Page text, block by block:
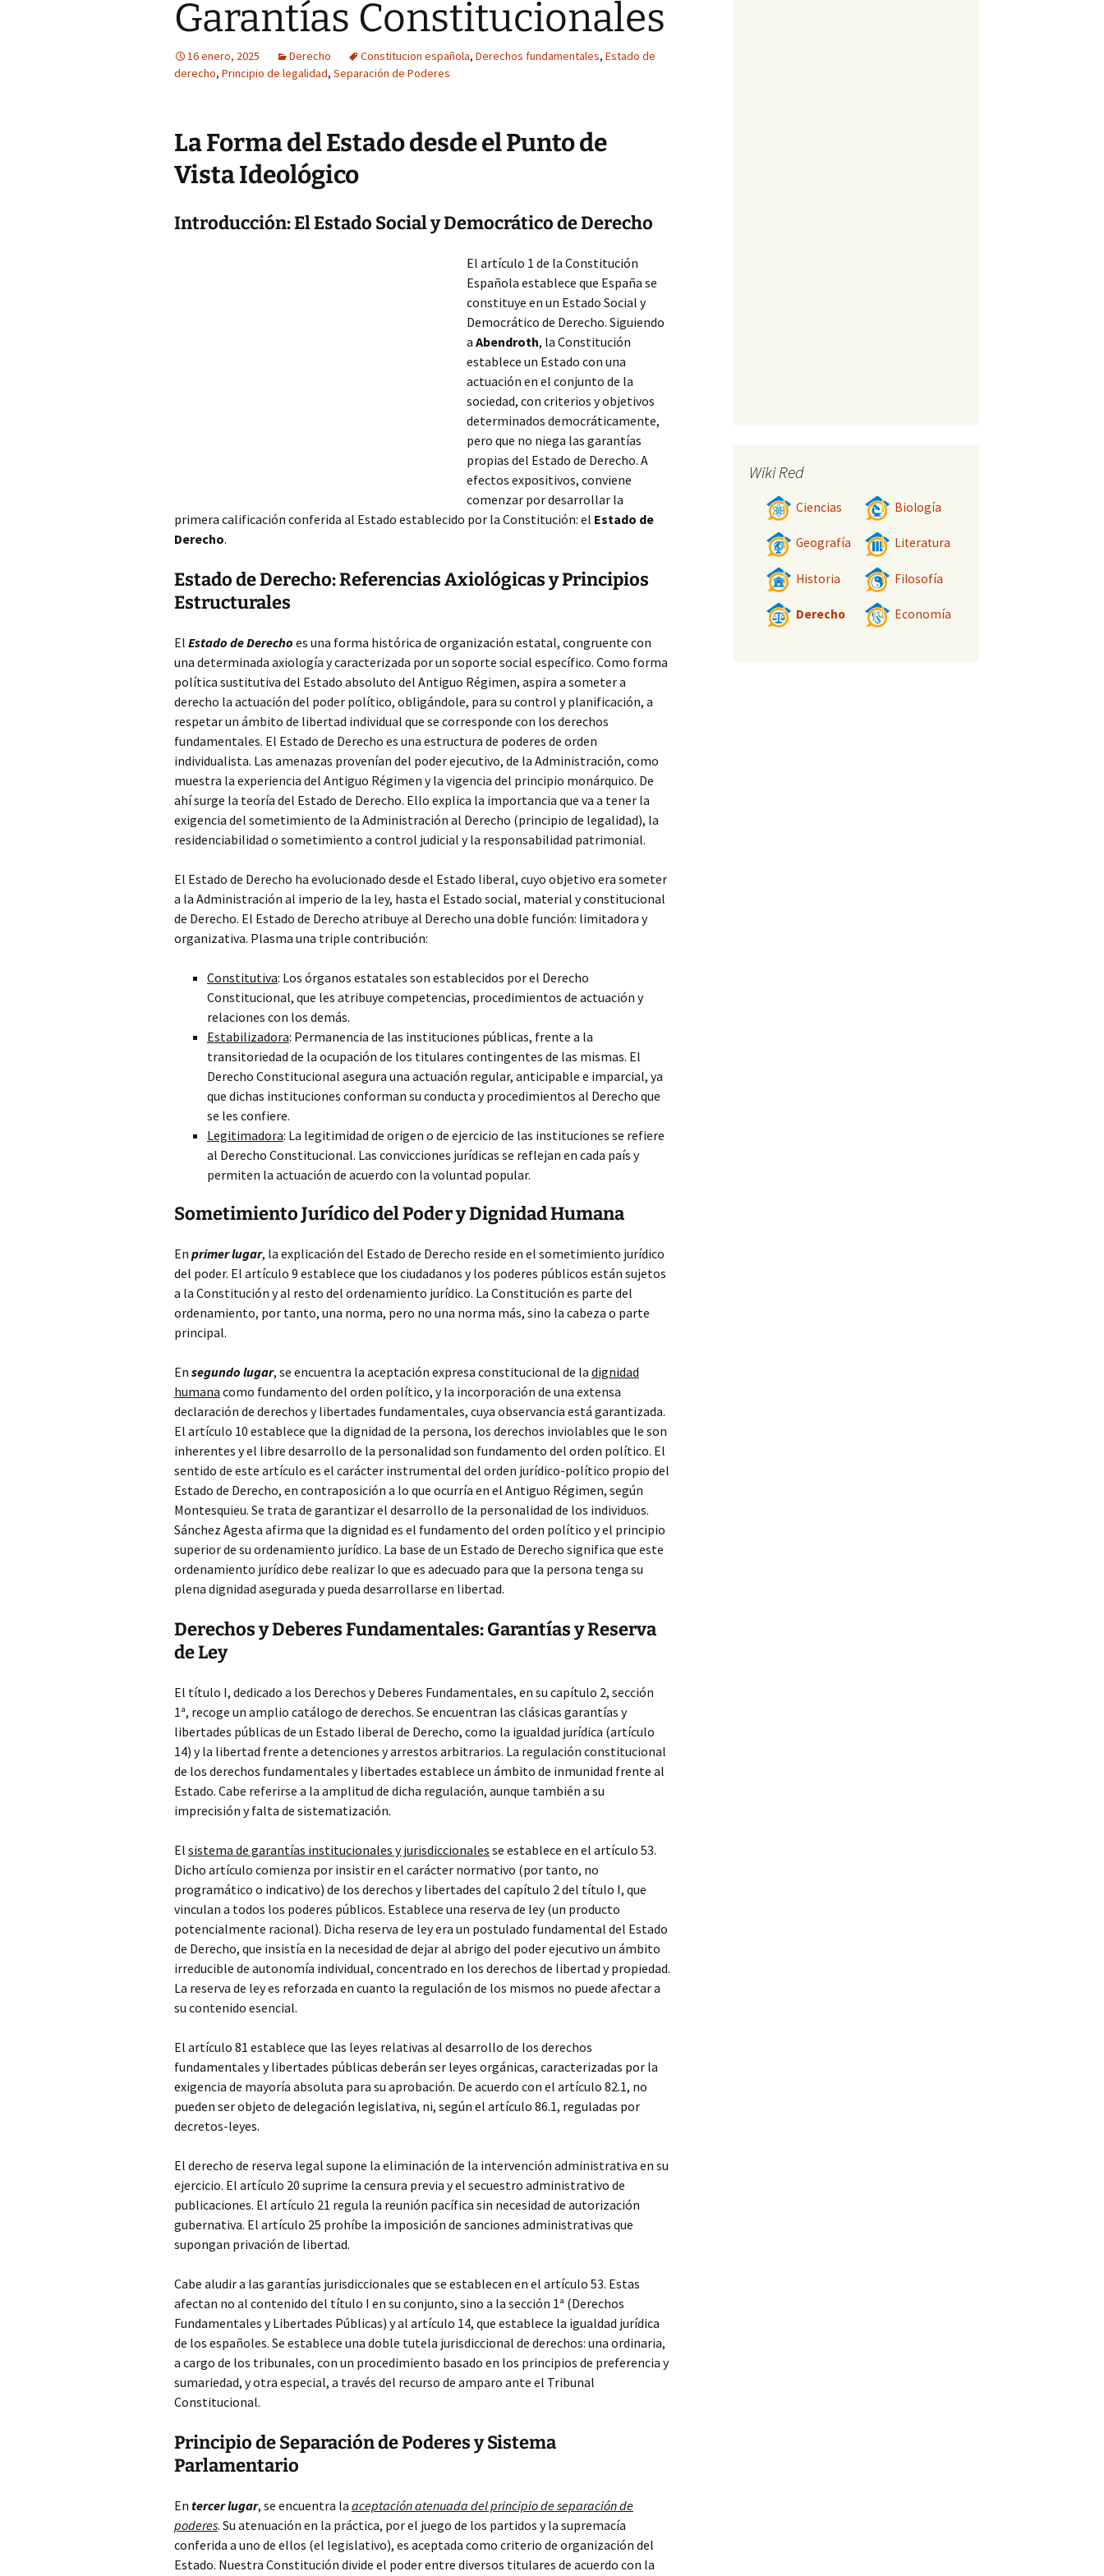
Garantías Constitucionales
16 enero, 2025 Derecho Constitucion española, Derechos fundamentales, Estado de
derecho, Principio de legalidad, Separación de Poderes
La Forma del Estado desde el Punto de
Vista Ideológico
Introducción: El Estado Social y Democrático de Derecho
El artículo 1 de la Constitución
Española establece que España se
constituye en un Estado Social y
Democrático de Derecho. Siguiendo
a Abendroth, la Constitución
establece un Estado con una
actuación en el conjunto de la
sociedad, con criterios y objetivos
determinados democráticamente,
pero que no niega las garantías
propias del Estado de Derecho. A
efectos expositivos, conviene
comenzar por desarrollar la
primera calificación conferida al Estado establecido por la Constitución: el Estado de
Derecho.
Estado de Derecho: Referencias Axiológicas y Principios
Estructurales
El Estado de Derecho es una forma histórica de organización estatal, congruente con
una determinada axiología y caracterizada por un soporte social específico. Como forma
política sustitutiva del Estado absoluto del Antiguo Régimen, aspira a someter a
derecho la actuación del poder político, obligándole, para su control y planificación, a
respetar un ámbito de libertad individual que se corresponde con los derechos
fundamentales. El Estado de Derecho es una estructura de poderes de orden
individualista. Las amenazas provenían del poder ejecutivo, de la Administración, como
muestra la experiencia del Antiguo Régimen y la vigencia del principio monárquico. De
ahí surge la teoría del Estado de Derecho. Ello explica la importancia que va a tener la
exigencia del sometimiento de la Administración al Derecho (principio de legalidad), la
residenciabilidad o sometimiento a control judicial y la responsabilidad patrimonial.
El Estado de Derecho ha evolucionado desde el Estado liberal, cuyo objetivo era someter
a la Administración al imperio de la ley, hasta el Estado social, material y constitucional
de Derecho. El Estado de Derecho atribuye al Derecho una doble función: limitadora y
organizativa. Plasma una triple contribución:
Constitutiva: Los órganos estatales son establecidos por el Derecho
Constitucional, que les atribuye competencias, procedimientos de actuación y
relaciones con los demás.
Estabilizadora: Permanencia de las instituciones públicas, frente a la
transitoriedad de la ocupación de los titulares contingentes de las mismas. El
Derecho Constitucional asegura una actuación regular, anticipable e imparcial, ya
que dichas instituciones conforman su conducta y procedimientos al Derecho que
se les confiere.
Legitimadora: La legitimidad de origen o de ejercicio de las instituciones se refiere
al Derecho Constitucional. Las convicciones jurídicas se reflejan en cada país y
permiten la actuación de acuerdo con la voluntad popular.
Sometimiento Jurídico del Poder y Dignidad Humana
En primer lugar, la explicación del Estado de Derecho reside en el sometimiento jurídico
del poder. El artículo 9 establece que los ciudadanos y los poderes públicos están sujetos
a la Constitución y al resto del ordenamiento jurídico. La Constitución es parte del
ordenamiento, por tanto, una norma, pero no una norma más, sino la cabeza o parte
principal.
En segundo lugar, se encuentra la aceptación expresa constitucional de la dignidad
humana como fundamento del orden político, y la incorporación de una extensa
declaración de derechos y libertades fundamentales, cuya observancia está garantizada.
El artículo 10 establece que la dignidad de la persona, los derechos inviolables que le son
inherentes y el libre desarrollo de la personalidad son fundamento del orden político. El
sentido de este artículo es el carácter instrumental del orden jurídico-político propio del
Estado de Derecho, en contraposición a lo que ocurría en el Antiguo Régimen, según
Montesquieu. Se trata de garantizar el desarrollo de la personalidad de los individuos.
Sánchez Agesta afirma que la dignidad es el fundamento del orden político y el principio
superior de su ordenamiento jurídico. La base de un Estado de Derecho significa que este
ordenamiento jurídico debe realizar lo que es adecuado para que la persona tenga su
plena dignidad asegurada y pueda desarrollarse en libertad.
Derechos y Deberes Fundamentales: Garantías y Reserva
de Ley
El título I, dedicado a los Derechos y Deberes Fundamentales, en su capítulo 2, sección
1ª, recoge un amplio catálogo de derechos. Se encuentran las clásicas garantías y
libertades públicas de un Estado liberal de Derecho, como la igualdad jurídica (artículo
14) y la libertad frente a detenciones y arrestos arbitrarios. La regulación constitucional
de los derechos fundamentales y libertades establece un ámbito de inmunidad frente al
Estado. Cabe referirse a la amplitud de dicha regulación, aunque también a su
imprecisión y falta de sistematización.
El sistema de garantías institucionales y jurisdiccionales se establece en el artículo 53.
Dicho artículo comienza por insistir en el carácter normativo (por tanto, no
programático o indicativo) de los derechos y libertades del capítulo 2 del título I, que
vinculan a todos los poderes públicos. Establece una reserva de ley (un producto
potencialmente racional). Dicha reserva de ley era un postulado fundamental del Estado
de Derecho, que insistía en la necesidad de dejar al abrigo del poder ejecutivo un ámbito
irreducible de autonomía individual, concentrado en los derechos de libertad y propiedad.
La reserva de ley es reforzada en cuanto la regulación de los mismos no puede afectar a
su contenido esencial.
El artículo 81 establece que las leyes relativas al desarrollo de los derechos
fundamentales y libertades públicas deberán ser leyes orgánicas, caracterizadas por la
exigencia de mayoría absoluta para su aprobación. De acuerdo con el artículo 82.1, no
pueden ser objeto de delegación legislativa, ni, según el artículo 86.1, reguladas por
decretos-leyes.
El derecho de reserva legal supone la eliminación de la intervención administrativa en su
ejercicio. El artículo 20 suprime la censura previa y el secuestro administrativo de
publicaciones. El artículo 21 regula la reunión pacífica sin necesidad de autorización
gubernativa. El artículo 25 prohíbe la imposición de sanciones administrativas que
supongan privación de libertad.
Cabe aludir a las garantías jurisdiccionales que se establecen en el artículo 53. Estas
afectan no al contenido del título I en su conjunto, sino a la sección 1ª (Derechos
Fundamentales y Libertades Públicas) y al artículo 14, que establece la igualdad jurídica
de los españoles. Se establece una doble tutela jurisdiccional de derechos: una ordinaria,
a cargo de los tribunales, con un procedimiento basado en los principios de preferencia y
sumariedad, y otra especial, a través del recurso de amparo ante el Tribunal
Constitucional.
Principio de Separación de Poderes y Sistema
Parlamentario
En tercer lugar, se encuentra la aceptación atenuada del principio de separación de
poderes. Su atenuación en la práctica, por el juego de los partidos y la supremacía
conferida a uno de ellos (el legislativo), es aceptada como criterio de organización del
Estado. Nuestra Constitución divide el poder entre diversos titulares de acuerdo con la
Wiki Red
Ciencias Biología
Geografía Literatura
Historia Filosofía
Derecho Economía